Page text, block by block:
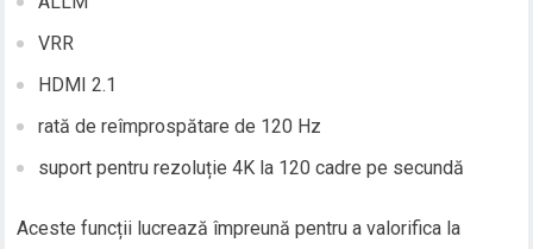
VRR
HDMI 2.1
rată de reîmprospătare de 120 Hz
suport pentru rezoluție 4K la 120 cadre pe secundă
Aceste funcții lucrează împreună pentru a valorifica la